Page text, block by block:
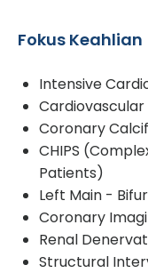
Fokus Keahlian
Intensive
Coronary
CHIPS
Patients)
Left Main -
Coronary
Renal
Structural